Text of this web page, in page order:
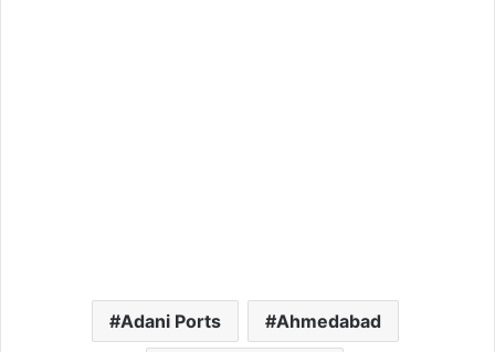
Adani Ports Ahmedabad